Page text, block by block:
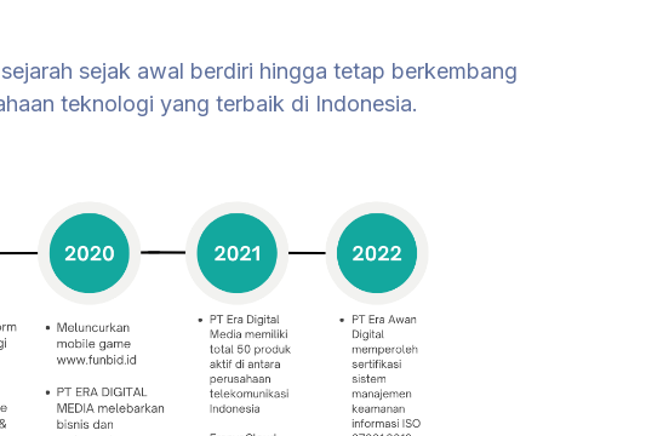
sejak awal berdiri hingga tetap berkembang
teknologi yang terbaik di Indonesia.